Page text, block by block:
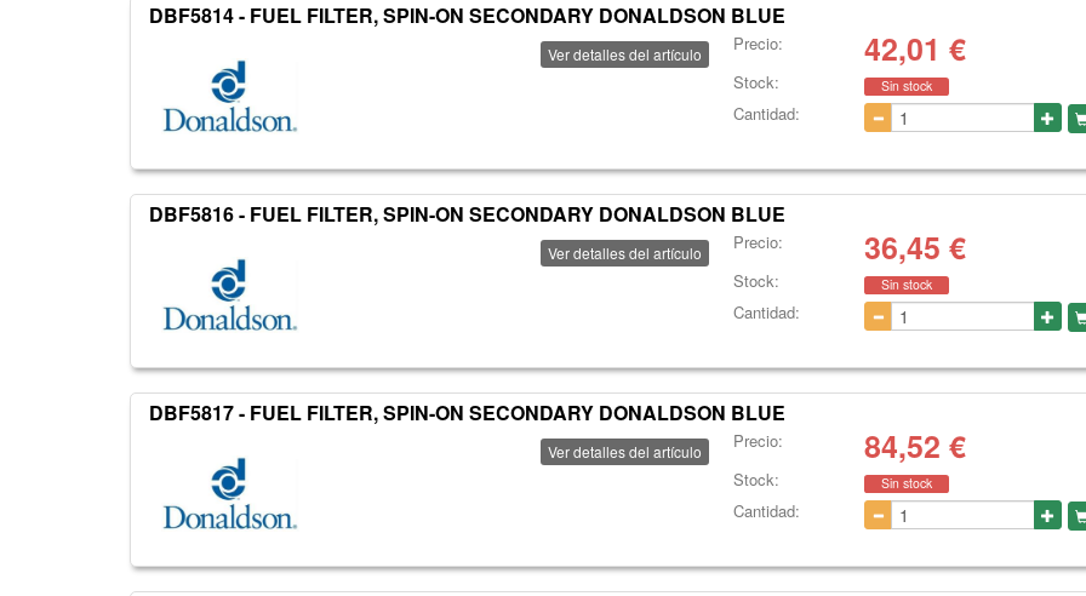
DBF5814 - FUEL FILTER, SPIN-ON SECONDARY DONALDSON BLUE
Ver detalles del artículo Precio: 42,01 €
Stock: Sin stock
Cantidad:
DBF5816 - FUEL FILTER, SPIN-ON SECONDARY DONALDSON BLUE
Ver detalles del artículo Precio: 36,45 €
Stock: Sin stock
Cantidad:
DBF5817 - FUEL FILTER, SPIN-ON SECONDARY DONALDSON BLUE
Ver detalles del artículo Precio: 84,52 €
Stock: Sin stock
Cantidad: